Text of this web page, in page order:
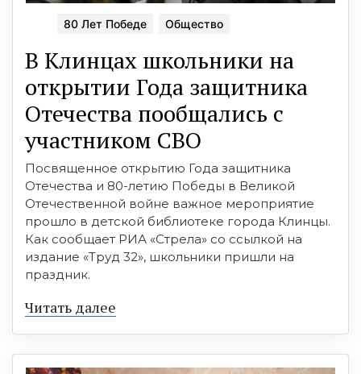
80 Лет Победе Общество
В Клинцах школьники на
открытии Года защитника
Отечества пообщались с
участником СВО
Посвященное открытию Года защитника
Отечества и 80-летию Победы в Великой
Отечественной войне важное мероприятие
прошло в детской библиотеке города Клинцы.
Как сообщает РИА «Стрела» со ссылкой на
издание «Труд 32», школьники пришли на
праздник.
Читать далее